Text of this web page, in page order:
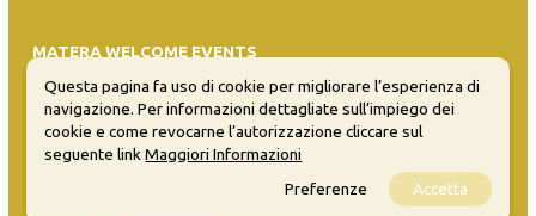
MATERA WELCOME EVENTS
Opendata
Privacy
Questa pagina fa uso di cookie per migliorare l’esperienza di
navigazione. Per informazioni dettagliate sull’impiego dei
cookie e come revocarne l’autorizzazione cliccare sul
seguente linkMaggiori Informazioni
Preferenze
Accetta